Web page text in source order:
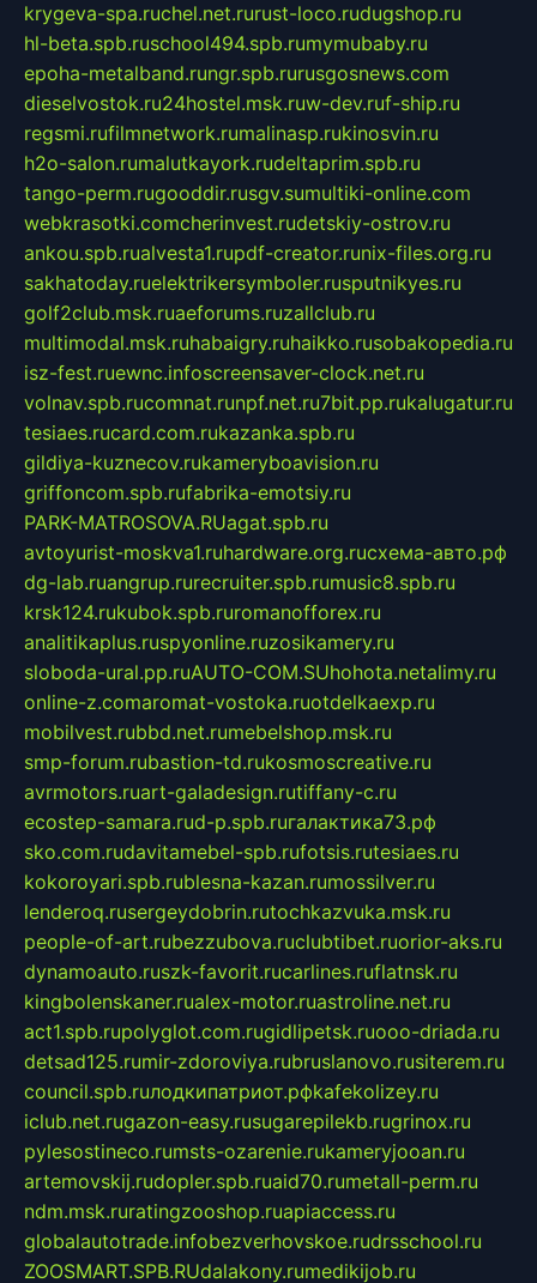
krygeva-spa.ruchel.net.rurust-loco.rudugshop.ru
hl-beta.spb.ruschool494.spb.rumymubaby.ru
epoha-metalband.rungr.spb.rurusgosnews.com
dieselvostok.ru24hostel.msk.ruw-dev.ruf-ship.ru
regsmi.rufilmnetwork.rumalinasp.rukinosvin.ru
h2o-salon.rumalutkayork.rudeltaprim.spb.ru
tango-perm.rugooddir.rusgv.sumultiki-online.com
webkrasotki.comcherinvest.rudetskiy-ostrov.ru
ankou.spb.rualvesta1.rupdf-creator.runix-files.org.ru
sakhatoday.ruelektrikersymboler.rusputnikyes.ru
golf2club.msk.ruaeforums.ruzallclub.ru
multimodal.msk.ruhabaigry.ruhaikko.rusobakopedia.ru
isz-fest.ruewnc.infoscreensaver-clock.net.ru
volnav.spb.rucomnat.runpf.net.ru7bit.pp.rukalugatur.ru
tesiaes.rucard.com.rukazanka.spb.ru
gildiya-kuznecov.rukameryboavision.ru
griffoncom.spb.rufabrika-emotsiy.ru
PARK-MATROSOVA.RUagat.spb.ru
avtoyurist-moskva1.ruhardware.org.ruсхема-авто.рф
dg-lab.ruangrup.rurecruiter.spb.rumusic8.spb.ru
krsk124.rukubok.spb.ruromanofforex.ru
analitikaplus.ruspyonline.ruzosikamery.ru
sloboda-ural.pp.ruAUTO-COM.SUhohota.netalimy.ru
online-z.comaromat-vostoka.ruotdelkaexp.ru
mobilvest.rubbd.net.rumebelshop.msk.ru
smp-forum.rubastion-td.rukosmoscreative.ru
avrmotors.ruart-galadesign.rutiffany-c.ru
ecostep-samara.rud-p.spb.ruгалактика73.рф
sko.com.rudavitamebel-spb.rufotsis.rutesiaes.ru
kokoroyari.spb.rublesna-kazan.rumossilver.ru
lenderoq.rusergeydobrin.rutochkazvuka.msk.ru
people-of-art.rubezzubova.ruclubtibet.ruorior-aks.ru
dynamoauto.ruszk-favorit.rucarlines.ruflatnsk.ru
kingbolenskaner.rualex-motor.ruastroline.net.ru
act1.spb.rupolyglot.com.rugidlipetsk.ruooo-driada.ru
detsad125.rumir-zdoroviya.rubruslanovo.rusiterem.ru
council.spb.ruлодкипатриот.рфkafekolizey.ru
iclub.net.rugazon-easy.rusugarepilekb.rugrinox.ru
pylesostineco.rumsts-ozarenie.rukameryjooan.ru
artemovskij.rudopler.spb.ruaid70.rumetall-perm.ru
ndm.msk.ruratingzooshop.ruapiaccess.ru
globalautotrade.infobezverhovskoe.rudrsschool.ru
ZOOSMART.SPB.RUdalakony.rumedikijob.ru